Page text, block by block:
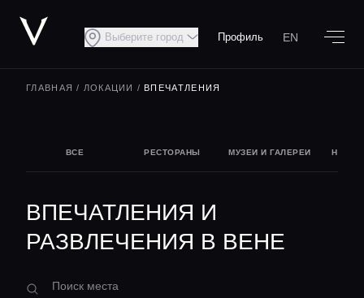
Выберите город Профиль EN
ГЛАВНАЯ / ЛОКАЦИИ / ВПЕЧАТЛЕНИЯ
ВСЕ РЕСТОРАНЫ МУЗЕИ И ГАЛЕРЕИ
ВПЕЧАТЛЕНИЯ И
РАЗВЛЕЧЕНИЯ В ВЕНЕ